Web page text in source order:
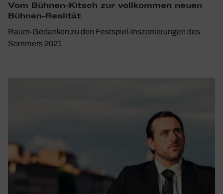
Vom Bühnen-Kitsch zur voll­kommen neuen
Bühnen-Realität
Raum-Gedanken zu den Festspiel-Inszenierungen des
Sommers 2021